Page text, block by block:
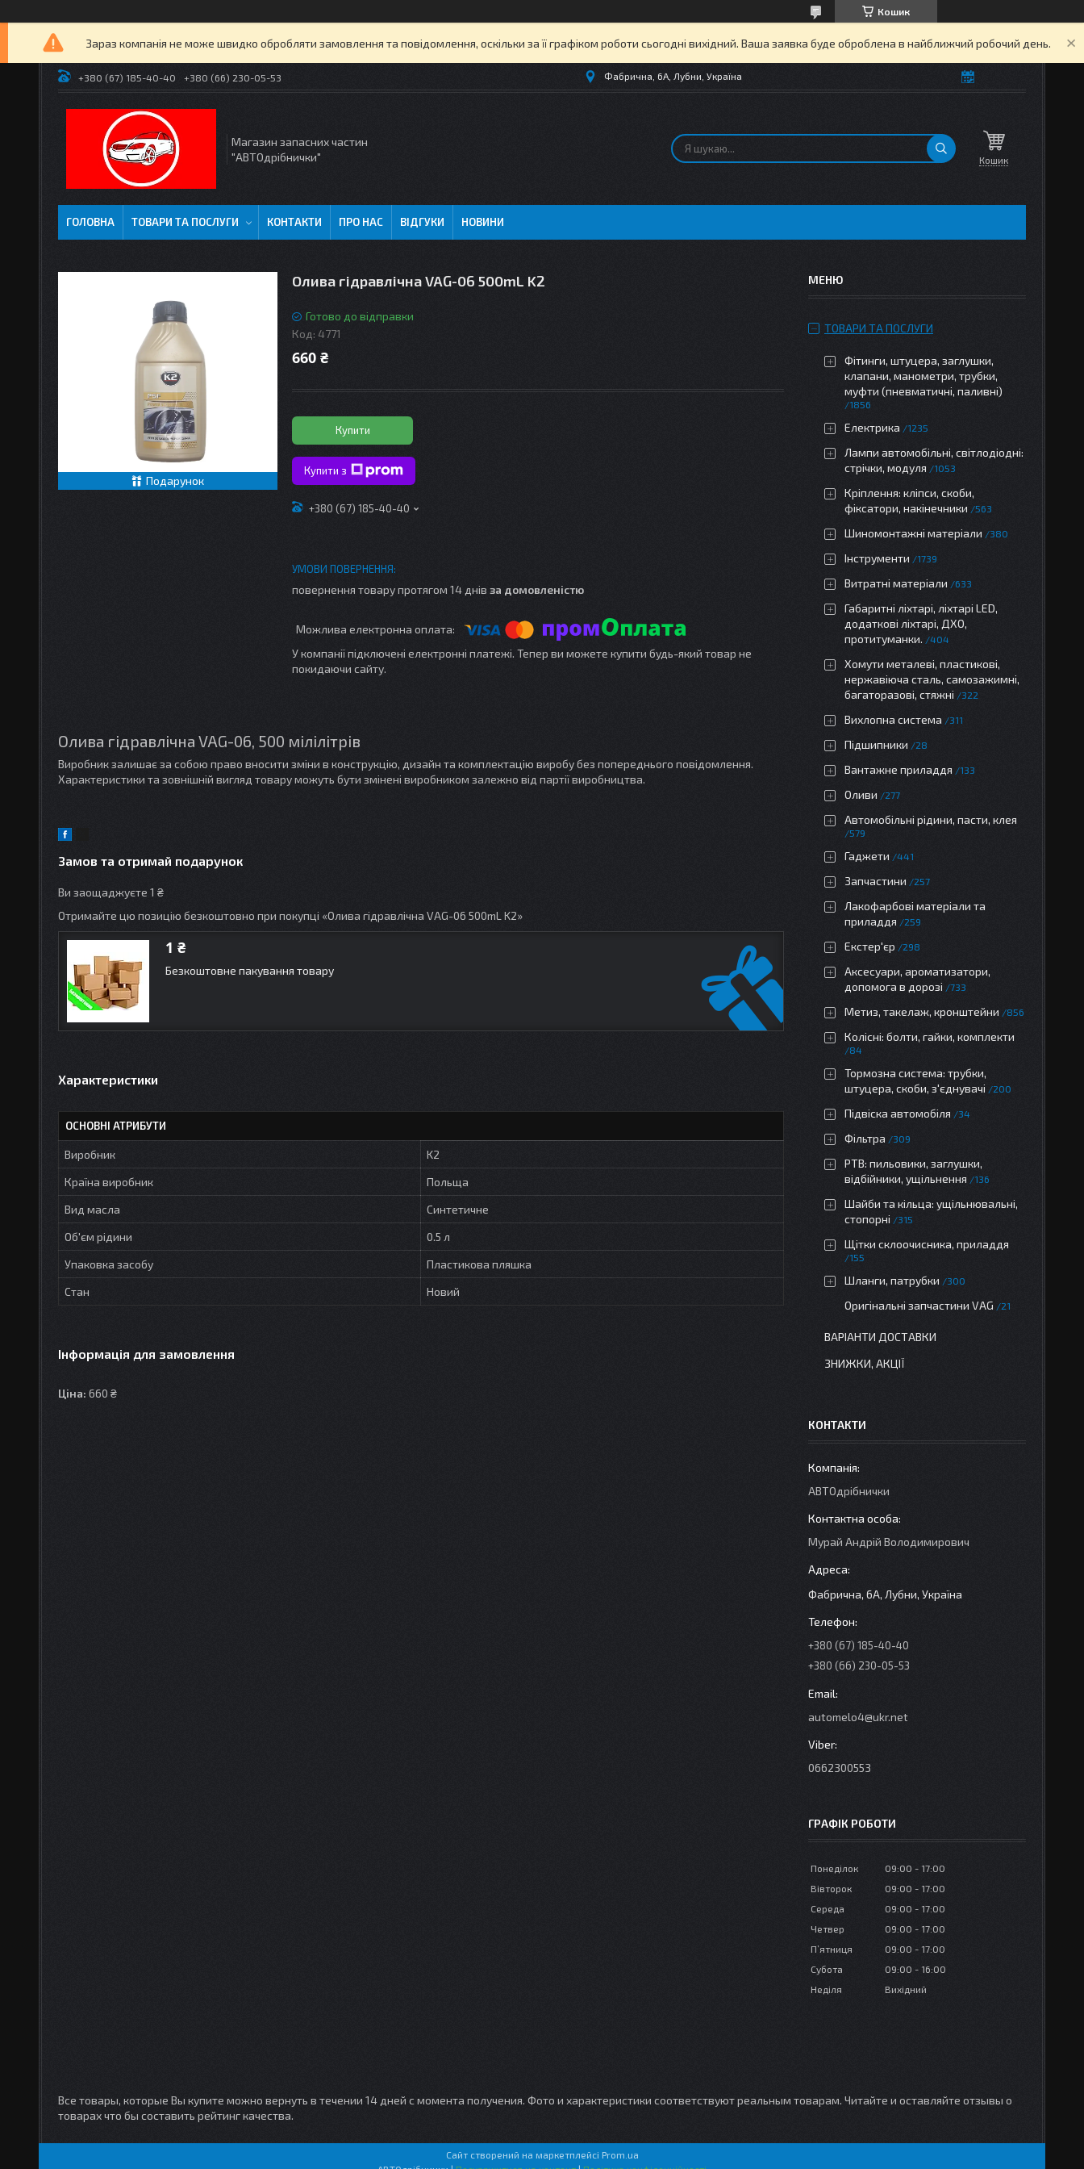
Кошик
Зараз компанія не може швидко обробляти замовлення та повідомлення, оскільки за її графіком роботи сьогодні вихідний. Ваша заявка буде оброблена в найближчий робочий день.
+380 (67) 185-40-40 +380 (66) 230-05-53 Фабрична, 6А, Лубни, Україна
Магазин запасних частин
"АВТОдрібнички"
Кошик
ГОЛОВНА ТОВАРИ ТА ПОСЛУГИ КОНТАКТИ ПРО НАС ВІДГУКИ НОВИНИ
Подарунок
Олива гідравлічна VAG-06 500mL K2
Готово до відправки
Код: 4771
660 ₴
Купити
Купити з
+380 (67) 185-40-40
повернення товару протягом 14 днів за домовленістю
У компанії підключені електронні платежі. Тепер ви можете купити будь-який товар не
покидаючи сайту.
Олива гідравлічна VAG-06, 500 мілілітрів
Виробник залишає за собою право вносити зміни в конструкцію, дизайн та комплектацію виробу без попереднього повідомлення.
Характеристики та зовнішній вигляд товару можуть бути змінені виробником залежно від партії виробництва.
Замов та отримай подарунок
Ви заощаджуєте 1 ₴
Отримайте цю позицію безкоштовно при покупці «Олива гідравлічна VAG-06 500mL K2»
1 ₴
Безкоштовне пакування товару
Характеристики
ОСНОВНІ АТРИБУТИ
Виробник
K2
Країна виробник
Польща
Вид масла
Синтетичне
Об'єм рідини
0.5 л
Упаковка засобу
Пластикова пляшка
Стан
Новий
Інформація для замовлення
Ціна: 660 ₴
ТОВАРИ ТА ПОСЛУГИ
Фітинги, штуцера, заглушки,
клапани, манометри, трубки,
муфти (пневматичні, паливні)
1856
Електрика 1235
Лампи автомобільні, світлодіодні:
стрічки, модуля
1053
Кріплення: кліпси, скоби,
фіксатори, накінечники
563
Шиномонтажні матеріали 380
Інструменти 1739
Витратні матеріали 633
Габаритні ліхтарі, ліхтарі LED,
додаткові ліхтарі, ДХО,
протитуманки.
404
Хомути металеві, пластикові,
нержавіюча сталь, самозажимні,
багаторазові, стяжні
322
Вихлопна система 311
Підшипники 28
Вантажне приладдя 133
Оливи 277
Автомобільні рідини, пасти, клея
579
Гаджети 441
Запчастини 257
Лакофарбові матеріали та
приладдя
259
Екстер'єр 298
Аксесуари, ароматизатори,
допомога в дорозі
733
Метиз, такелаж, кронштейни 856
Колісні: болти, гайки, комплекти
84
Тормозна система: трубки,
штуцера, скоби, з'єднувачі
200
Підвіска автомобіля 34
Фільтра 309
РТВ: пильовики, заглушки,
відбійники, ущільнення
136
Шайби та кільца: ущільнювальні,
стопорні
315
Щітки склоочисника, приладдя
155
Шланги, патрубки 300
Оригінальні запчастини VAG 21
ВАРІАНТИ ДОСТАВКИ
ЗНИЖКИ, АКЦІЇ
КОНТАКТИ
АВТОдрібнички
Мурай Андрій Володимирович
Фабрична, 6А, Лубни, Україна
+380 (67) 185-40-40
+380 (66) 230-05-53
automelo4@ukr.net
0662300553
ГРАФІК РОБОТИ
Понеділок 09:00
17:00
Вівторок
09:00
17:00
Середа
09:00
17:00
Четвер
09:00
17:00
Пʼятниця
09:00
17:00
Субота
09:00
16:00
Неділя
Вихідний
Все товары, которые Вы купите можно вернуть в течении 14 дней с момента получения. Фото и характеристики соответствуют реальным товарам. Читайте и оставляйте отзывы о
товарах что бы составить рейтинг качества.
Сайт створений на маркетплейсі Prom.ua